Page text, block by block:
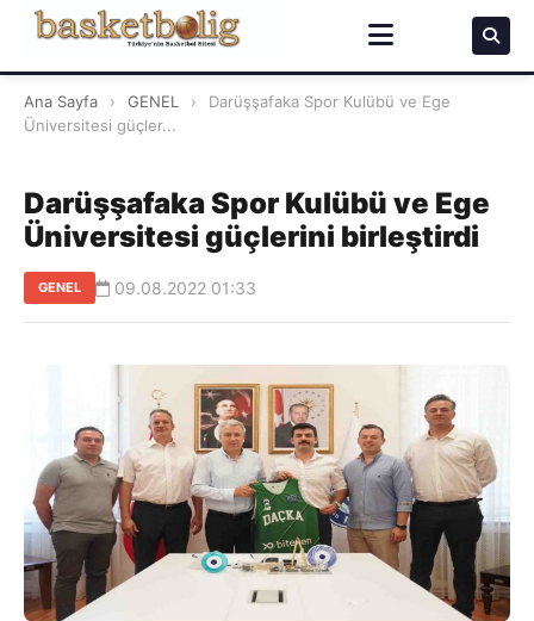
Ana Sayfa › GENEL ›
Darüşşafaka Spor Kulübü ve Ege
Üniversitesi güçler...
Darüşşafaka Spor Kulübü ve Ege
Üniversitesi güçlerini birleştirdi
GENEL 09.08.2022 01:33